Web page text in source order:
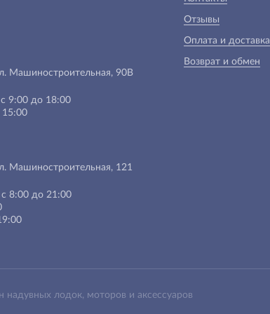
Машиностроительная, 90B
9:00 до 18:00
15:00
Машиностроительная, 121
с 8:00 до 21:00
Отзывы
Оплата и доставка
Возврат и обмен
надувных лодок, моторов и аксессуаров